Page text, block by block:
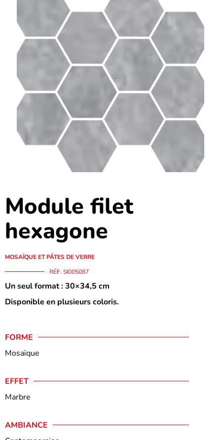
Module filet
hexagone
MOSAÏQUE ET PÂTES DE VERRE
RÉF. SI005087
Un seul format : 30×34,5 cm
Disponible en plusieurs coloris.
FORME
Mosaïque
EFFET
Marbre
AMBIANCE